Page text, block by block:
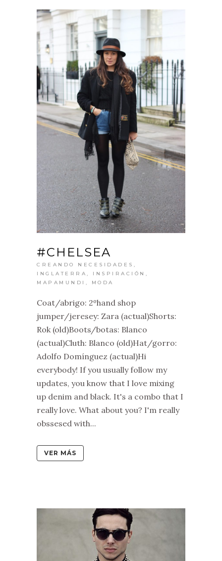
#CHELSEA
CREANDO NECESIDADES ,
INGLATERRA , INSPIRACIÓN ,
MAPAMUNDI , MODA
Coat/abrigo: 2ºhand shop
jumper/jeresey: Zara (actual)Shorts:
Rok (old)Boots/botas: Blanco
(actual)Cluth: Blanco (old)Hat/gorro:
Adolfo Domínguez (actual)Hi
everybody! If you usually follow my
updates, you know that I love mixing
up denim and black. It's a combo that I
really love. What about you? I'm really
obssesed with...
VER MÁS